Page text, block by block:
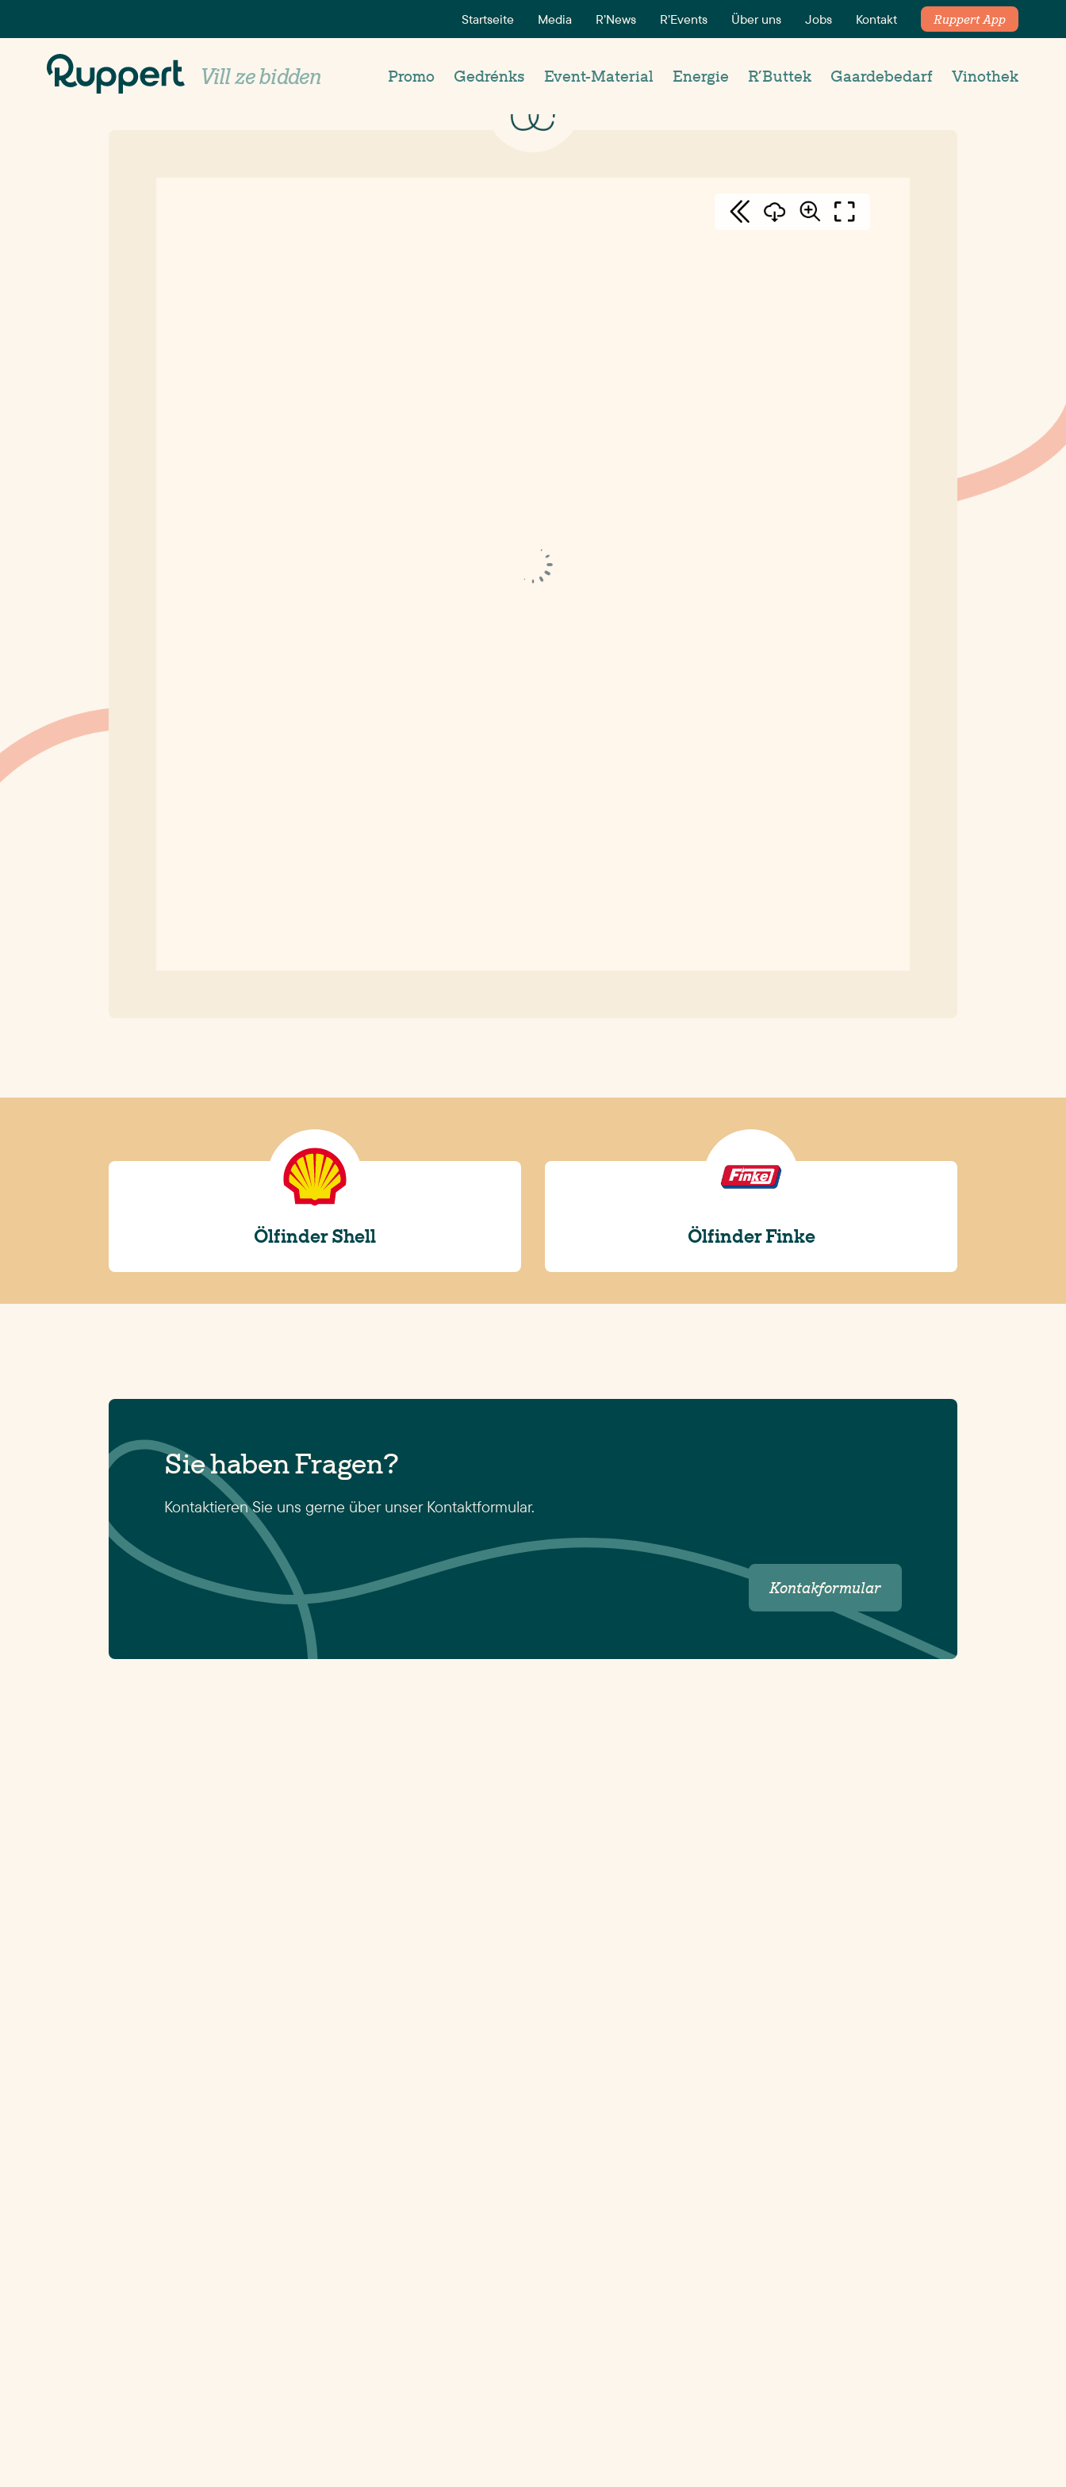
Startseite Media R’News R’Events Über uns Jobs Kontakt Ruppert App
Vill ze bidden Promo Gedrénks Event-Material Energie R’Buttek Gaardebedarf Vinothek
Premium Diesel
Ölfinder Shell Ölfinder Finke
Sie haben Fragen?
Kontaktieren Sie uns gerne über unser Kontaktformular.
Kontakformular